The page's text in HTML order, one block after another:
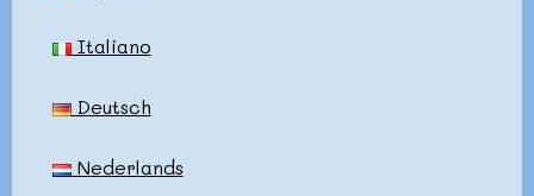
Italiano
Deutsch
Nederlands